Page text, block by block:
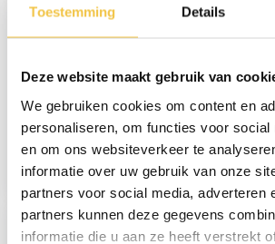
Toestemming Details
Deze website maakt gebruik van
We gebruiken cookies om content en
personaliseren, om functies voor social
en om ons websiteverkeer te
informatie over uw gebruik van onze
partners voor social media, adverteren
partners kunnen deze gegevens
informatie die u aan ze heeft verstrekt
Excel G-Logic
lichtgewicht Rolstoel
379,-
Excel
469,-